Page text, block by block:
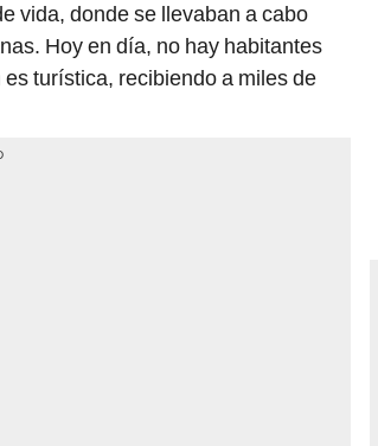
vida, donde se llevaban a cabo
Hoy en día, no hay habitantes
turística, recibiendo a miles de